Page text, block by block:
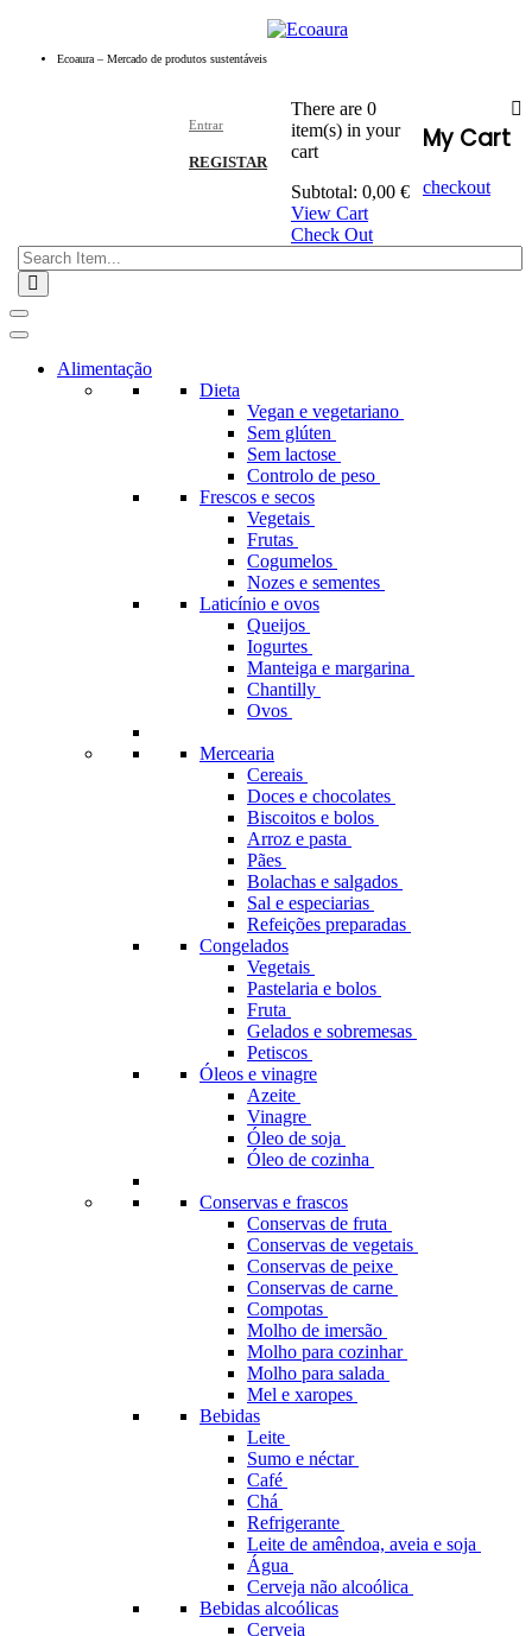
Ecoaura – Mercado de produtos sustentáveis
Entrar
REGISTAR
My Cart
checkout
There are 0
item(s) in your
cart
Subtotal: 0,00 €
View Cart
Check Out
Toggle
navigation
Alimentação
Dieta
Vegan e vegetariano
Sem glúten
Sem lactose
Controlo de peso
Frescos e secos
Vegetais
Frutas
Cogumelos
Nozes e sementes
Laticínio e ovos
Queijos
Iogurtes
Manteiga e margarina
Chantilly
Ovos
Mercearia
Cereais
Doces e chocolates
Biscoitos e bolos
Arroz e pasta
Pães
Bolachas e salgados
Sal e especiarias
Refeições preparadas
Congelados
Vegetais
Pastelaria e bolos
Fruta
Gelados e sobremesas
Petiscos
Óleos e vinagre
Azeite
Vinagre
Óleo de soja
Óleo de cozinha
Conservas e frascos
Conservas de fruta
Conservas de vegetais
Conservas de peixe
Conservas de carne
Compotas
Molho de imersão
Molho para cozinhar
Molho para salada
Mel e xaropes
Bebidas
Leite
Sumo e néctar
Café
Chá
Refrigerante
Leite de amêndoa, aveia e soja
Água
Cerveja não alcoólica
Bebidas alcoólicas
Cerveja